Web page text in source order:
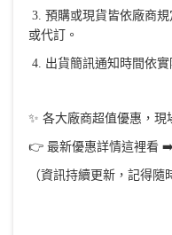
3. 預購或現貨皆依廠商
或代訂。
4. 出貨簡訊通知時間依實
✨ 各大廠商超值優惠，現
👉 最新優惠詳情這裡看 ➡️
（資訊持續更新，記得隨